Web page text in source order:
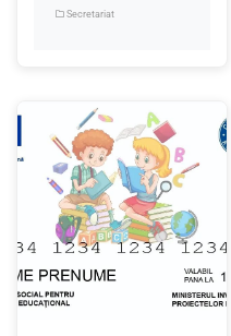
Secretariat